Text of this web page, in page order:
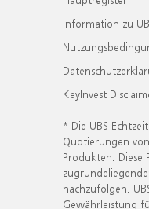
Information zu
KeyInvest
* Die UBS
Quotierungen
Produkten. Diese
nachzufolgen.
Gewährleistung